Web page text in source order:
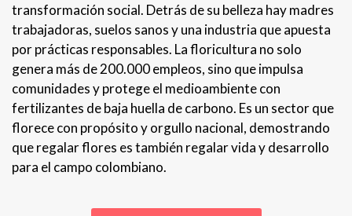
transformación social. Detrás de su belleza hay madres
trabajadoras, suelos sanos y una industria que apuesta
por prácticas responsables. La floricultura no solo
genera más de 200.000 empleos, sino que impulsa
comunidades y protege el medioambiente con
fertilizantes de baja huella de carbono. Es un sector que
florece con propósito y orgullo nacional, demostrando
que regalar flores es también regalar vida y desarrollo
para el campo colombiano.